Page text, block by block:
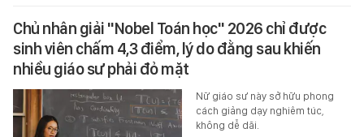
Chủ nhân giải "Nobel Toán học" 2026 chỉ được
sinh viên chấm 4,3 điểm, lý do đằng sau khiến
nhiều giáo sư phải đỏ mặt
Nữ giáo sư này sở hữu phong
cách giảng dạy nghiêm túc,
không dễ dãi.